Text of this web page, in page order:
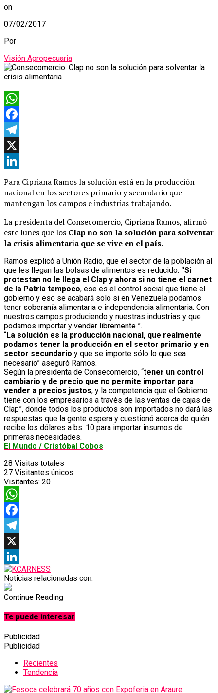
on
07/02/2017
Por
Visión Agropecuaria
WhatsApp
Facebook
Telegram
X
Para Cipriana Ramos la solución está en la producción
nacional en los sectores primario y secundario que
mantengan los campos e industrias trabajando.
La presidenta del Consecomercio, Cipriana Ramos, afirmó
este lunes que los Clap no son la solución para solventar
la crisis alimentaria que se vive en el país.
Ramos explicó a Unión Radio, que el sector de la población al
que les llegan las bolsas de alimentos es reducido. “Si
protestan no le llega el Clap y ahora si no tiene el carnet
de la Patria tampoco, ese es el control social que tiene el
gobierno y eso se acabará solo si en Venezuela podamos
tener soberanía alimentaria e independencia alimentaria. Con
nuestros campos produciendo y nuestras industrias y que
podamos importar y vender libremente ”.
“La solución es la producción nacional, que realmente
podamos tener la producción en el sector primario y en
sector secundario y que se importe sólo lo que sea
necesario” aseguró Ramos.
Según la presidenta de Consecomercio, “tener un control
cambiario y de precio que no permite importar para
vender a precios justos, y la competencia que el Gobierno
tiene con los empresarios a través de las ventas de cajas de
Clap”, donde todos los productos son importados no dará las
respuestas que la gente espera y cuestionó acerca de quién
recibe los dólares a bs. 10 para importar insumos de
primeras necesidades.
El Mundo / Cristóbal Cobos
28 Visitas totales
27 Visitantes únicos
Visitantes: 20
WhatsApp
Facebook
Telegram
X
LinkedIn
Noticias relacionadas con:
Continue Reading
Te puede interesar
Publicidad
Publicidad
Recientes
Tendencia